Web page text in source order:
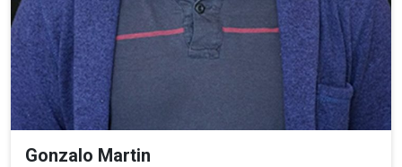
Gonzalo Martin